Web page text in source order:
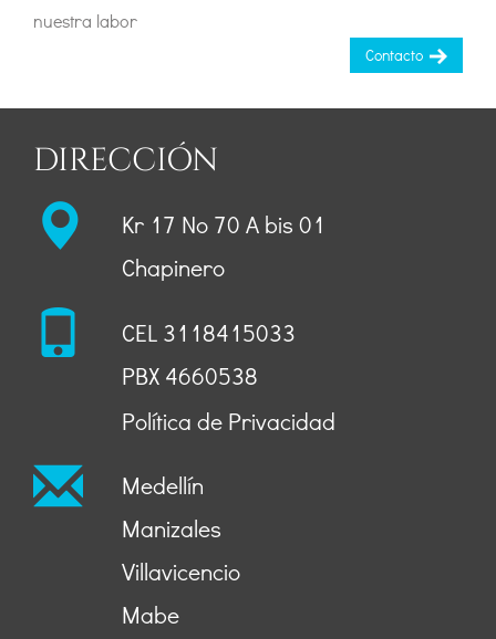
nuestra labor
Contacto
DIRECCIÓN
Kr 17 No 70 A bis 01
Chapinero
CEL 3118415033
PBX 4660538
Política de Privacidad
Medellín
Manizales
Villavicencio
Mabe